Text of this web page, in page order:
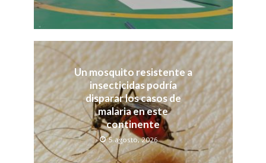
Un mosquito resistente a
insecticidas podría
disparar los casos de
malaria en este
continente
5 agosto, 2026